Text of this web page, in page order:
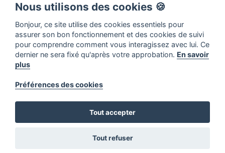
Nous utilisons des cookies 🍪
Bonjour, ce site utilise des cookies essentiels pour
assurer son bon fonctionnement et des cookies de suivi
pour comprendre comment vous interagissez avec lui. Ce
dernier ne sera fixé qu'après votre approbation. En savoir
plus
Préférences des cookies
Tout accepter
Tout refuser